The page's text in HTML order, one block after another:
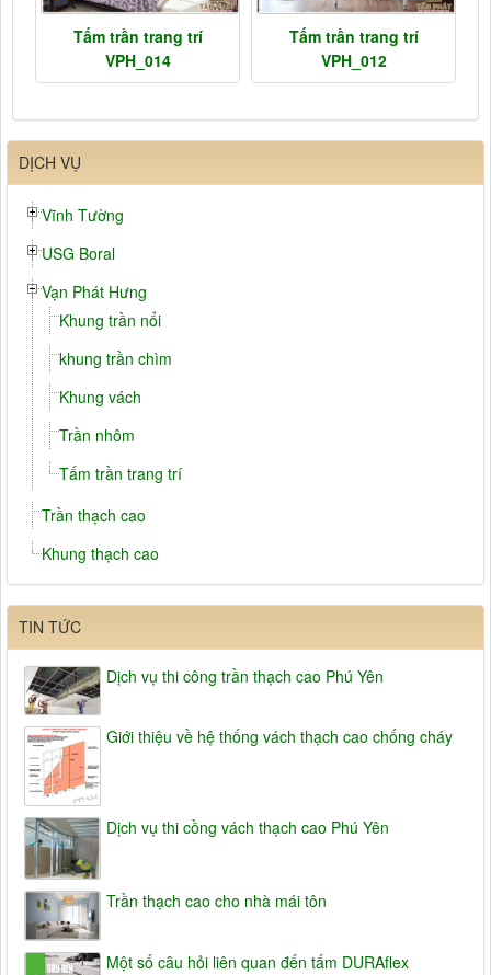
Tấm trần trang trí
VPH_014
Tấm trần trang trí
VPH_012
DỊCH VỤ
Vĩnh Tường
USG Boral
Vạn Phát Hưng
Khung trần nổi
khung trần chìm
Khung vách
Trần nhôm
Tấm trần trang trí
Trần thạch cao
Khung thạch cao
TIN TỨC
Dịch vụ thi công trần thạch cao Phú Yên
Giới thiệu về hệ thống vách thạch cao chống cháy
Dịch vụ thi cồng vách thạch cao Phú Yên
Trần thạch cao cho nhà mái tôn
Một số câu hỏi liên quan đến tấm DURAflex